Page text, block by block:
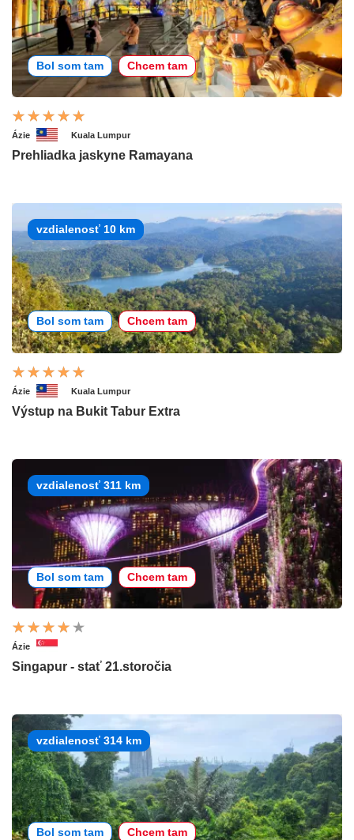
Bol som tam Chcem tam
Ázie Kuala Lumpur
Prehliadka jaskyne Ramayana
vzdialenosť 10 km
Bol som tam Chcem tam
Ázie Kuala Lumpur
Výstup na Bukit Tabur Extra
vzdialenosť 311 km
Bol som tam Chcem tam
Ázie
Singapur - stať 21.storočia
vzdialenosť 314 km
Bol som tam Chcem tam